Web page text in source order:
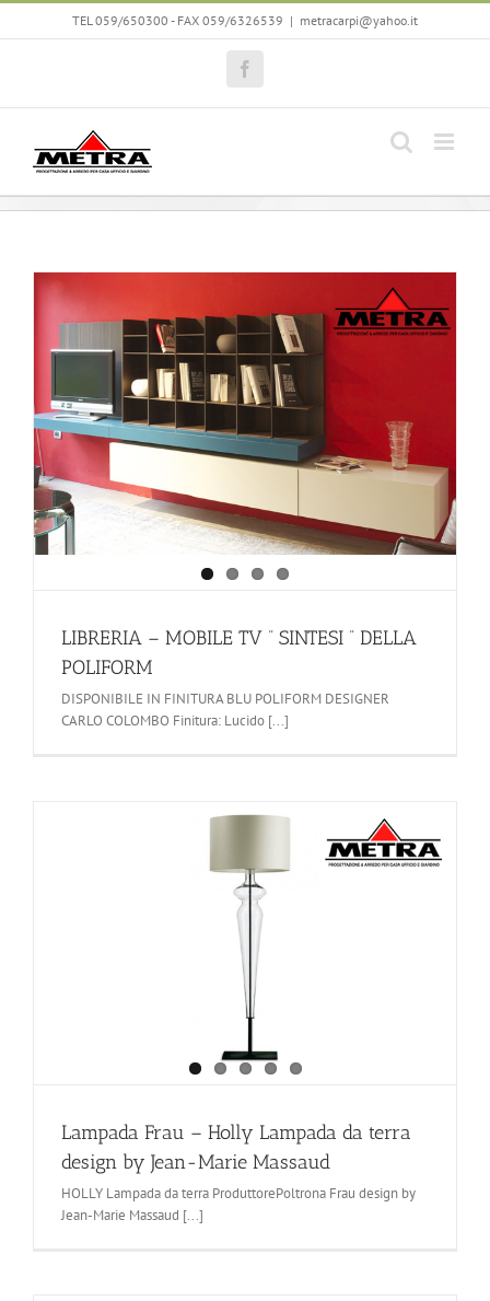
Skip
TEL 059/650300 - FAX 059/6326539 | metracarpi@yahoo.it
LIBRERIA – MOBILE TV ” SINTESI ” DELLA
POLIFORM
DISPONIBILE IN FINITURA BLU POLIFORM DESIGNER
CARLO COLOMBO Finitura: Lucido [...]
Lampada Frau – Holly Lampada da terra
design by Jean-Marie Massaud
HOLLY Lampada da terra ProduttorePoltrona Frau design by
Jean-Marie Massaud [...]